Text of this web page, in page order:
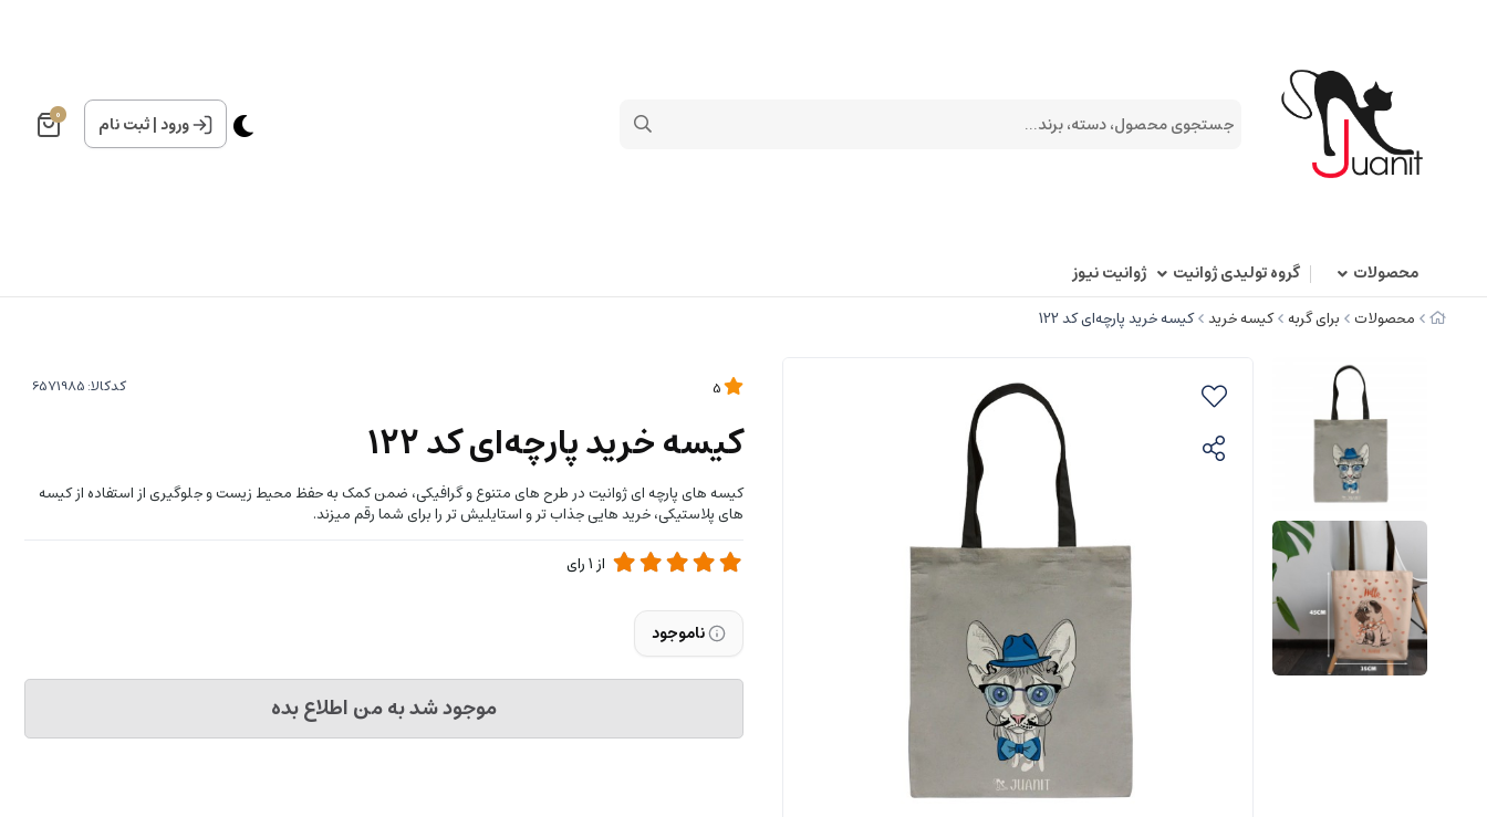
ورود|ثبت نام 0
محصولات گروه تولیدی ژوانیت ژوانیت نیوز
محصولات برای گربه کیسه خرید کیسه خرید پارچه‌ای کد 122
کدکالا:
کیسه خرید پارچه‌ای کد 122
کیسه های پارچه ای ژوانیت در طرح های متنوع و گرافیکی، ضمن کمک به حفظ محیط زیست و جلوگیری از استفاده از کیسه
های پلاستیکی، خرید هایی جذاب تر و استایلیش تر را برای شما رقم میزند.
از1رای
ناموجود
موجود شد به من اطلاع بده